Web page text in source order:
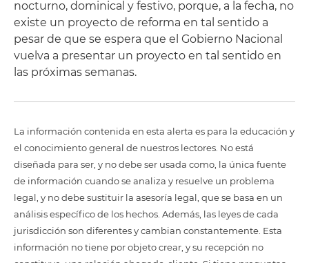
nocturno, dominical y festivo, porque, a la fecha, no
existe un proyecto de reforma en tal sentido a
pesar de que se espera que el Gobierno Nacional
vuelva a presentar un proyecto en tal sentido en
las próximas semanas.
La información contenida en esta alerta es para la educación y
el conocimiento general de nuestros lectores. No está
diseñada para ser, y no debe ser usada como, la única fuente
de información cuando se analiza y resuelve un problema
legal, y no debe sustituir la asesoría legal, que se basa en un
análisis específico de los hechos. Además, las leyes de cada
jurisdicción son diferentes y cambian constantemente. Esta
información no tiene por objeto crear, y su recepción no